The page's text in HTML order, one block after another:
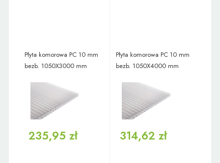
Płyta komorowa PC 10 mm
bezb. 1050X3000 mm
235,95 zł
Płyta komorowa PC 10 mm
bezb. 1050X4000 mm
314,62 zł